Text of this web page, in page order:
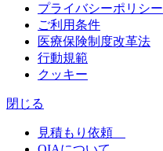
プライバシーポリシー
ご利用条件
医療保険制度改革法
行動規範
クッキー
閉じる
見積もり依頼